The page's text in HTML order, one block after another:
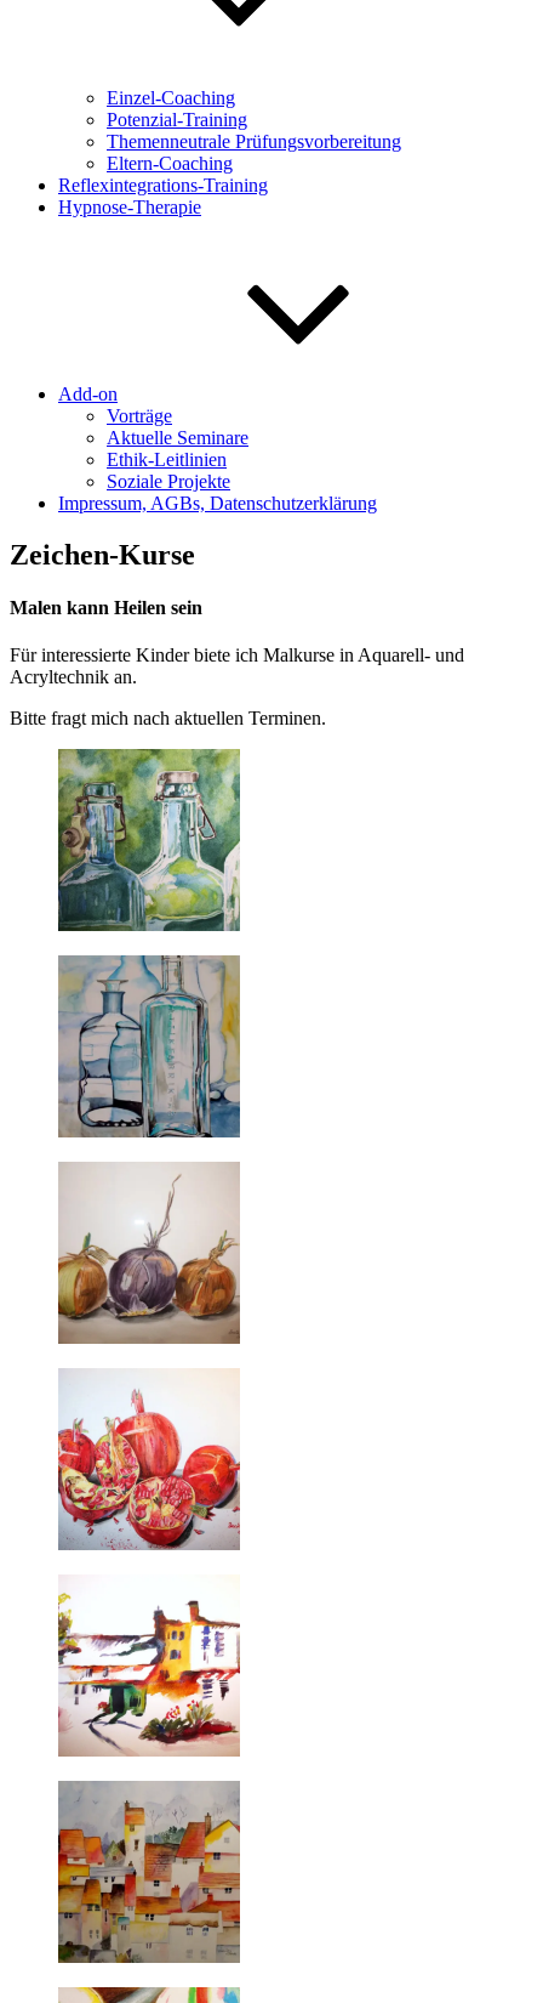
Einzel-Coaching
Potenzial-Training
Themenneutrale Prüfungsvorbereitung
Eltern-Coaching
Reflexintegrations-Training
Hypnose-Therapie
Add-on
Vorträge
Aktuelle Seminare
Ethik-Leitlinien
Soziale Projekte
Impressum, AGBs, Datenschutzerklärung
Zeichen-Kurse
Malen kann Heilen sein
Für interessierte Kinder biete ich Malkurse in Aquarell- und
Acryltechnik an.
Bitte fragt mich nach aktuellen Terminen.